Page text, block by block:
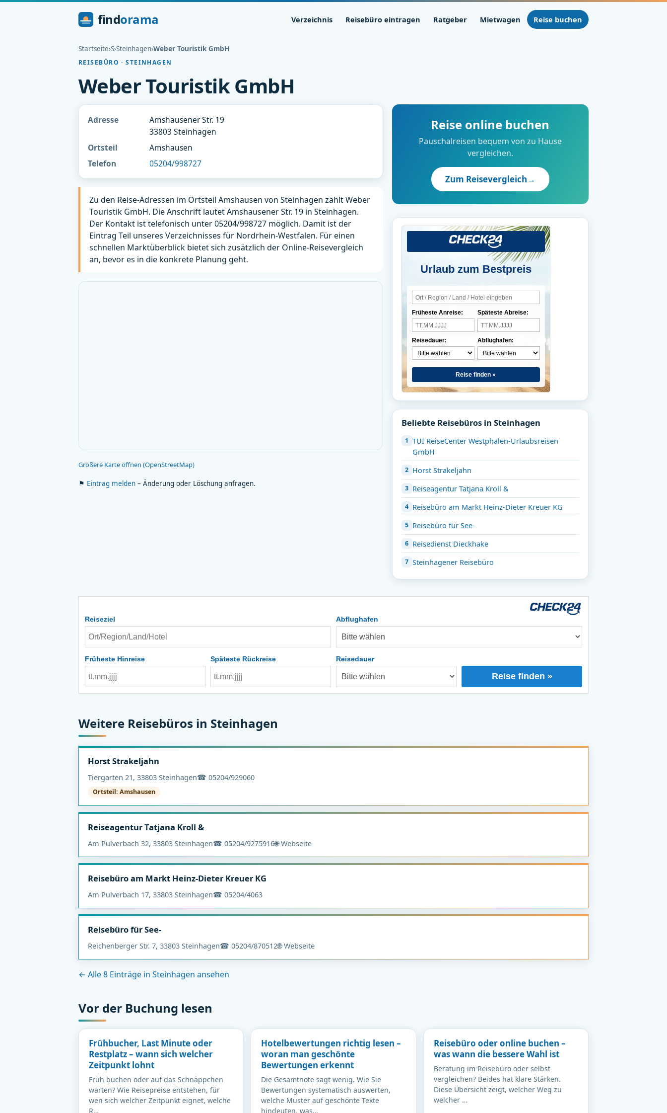
findorama Verzeichnis Reisebüro eintragen Ratgeber Mietwagen Reise buchen
Startseite›S›Steinhagen›Weber Touristik GmbH
REISEBÜRO · STEINHAGEN
Weber Touristik GmbH
Adresse
Amshausener Str. 19
33803 Steinhagen
Ortsteil
Amshausen
Telefon
05204/998727
Zu den Reise-Adressen im Ortsteil Amshausen von Steinhagen zählt Weber
Touristik GmbH. Die Anschrift lautet Amshausener Str. 19 in Steinhagen.
Der Kontakt ist telefonisch unter 05204/998727 möglich. Damit ist der
Eintrag Teil unseres Verzeichnisses für Nordrhein-Westfalen. Für einen
schnellen Marktüberblick bietet sich zusätzlich der Online-Reisevergleich
an, bevor es in die konkrete Planung geht.
Größere Karte öffnen (OpenStreetMap)
⚑ Eintrag melden – Änderung oder Löschung anfragen.
Reise online buchen
Pauschalreisen bequem von zu Hause
vergleichen.
Zum Reisevergleich→
Urlaub zum Bestpreis
Früheste Anreise:
Reisedauer:
Späteste Abreise:
Abflughafen:
Reise finden »
Beliebte Reisebüros in Steinhagen
TUI ReiseCenter Westphalen-Urlaubsreisen
GmbH
Horst Strakeljahn
Reiseagentur Tatjana Kroll &
Reisebüro am Markt Heinz-Dieter Kreuer KG
Reisebüro für See-
Reisedienst Dieckhake
Steinhagener Reisebüro
Reiseziel Abflughafen
Früheste Hinreise Späteste Rückreise Reisedauer
Reise finden »
Weitere Reisebüros in Steinhagen
Horst Strakeljahn
Tiergarten 21, 33803 Steinhagen☎ 05204/929060
Ortsteil: Amshausen
Reiseagentur Tatjana Kroll &
Am Pulverbach 32, 33803 Steinhagen☎ 05204/9275916🌐 Webseite
Reisebüro am Markt Heinz-Dieter Kreuer KG
Am Pulverbach 17, 33803 Steinhagen☎ 05204/4063
Reisebüro für See-
Reichenberger Str. 7, 33803 Steinhagen☎ 05204/870512🌐 Webseite
← Alle 8 Einträge in Steinhagen ansehen
Vor der Buchung lesen
Frühbucher, Last Minute oder
Restplatz – wann sich welcher
Zeitpunkt lohnt
Früh buchen oder auf das Schnäppchen
warten? Wie Reisepreise entstehen, für
wen sich welcher Zeitpunkt eignet, welche
R…
Hotelbewertungen richtig lesen –
woran man geschönte
Bewertungen erkennt
Die Gesamtnote sagt wenig. Wie Sie
Bewertungen systematisch auswerten,
welche Muster auf geschönte Texte
hindeuten, was…
Reisebüro oder online buchen –
was wann die bessere Wahl ist
Beratung im Reisebüro oder selbst
vergleichen? Beides hat klare Stärken.
Diese Übersicht zeigt, welcher Weg zu
welcher …